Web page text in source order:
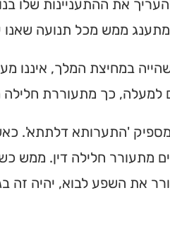
את ההתעניינות שלו
ממש מכל תנועה שאנו
במחיצת המלך, איננו
למעלה, כך מתעוררת חלילה
'התערותא דלתתא'.
מתעורר חלילה דין. ממש
את השפע לבוא, יהיה זה